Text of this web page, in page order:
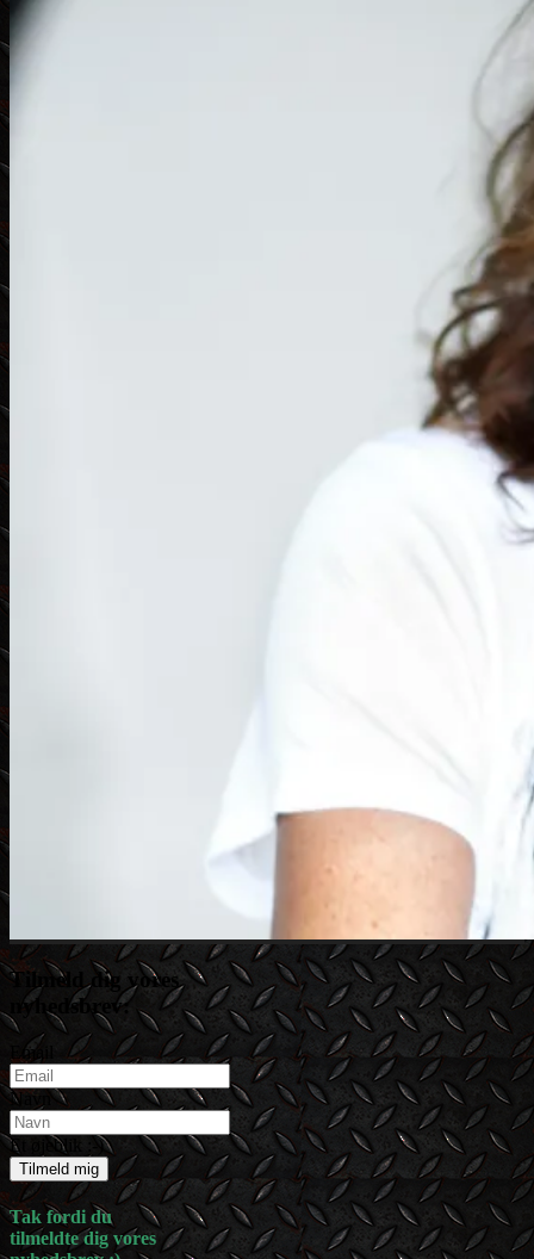
Tilmeld dig vores
nyhedsbrev:
Email
Navn
Et øjeblik :-)
Tilmeld mig
Tak fordi du
tilmeldte dig vores